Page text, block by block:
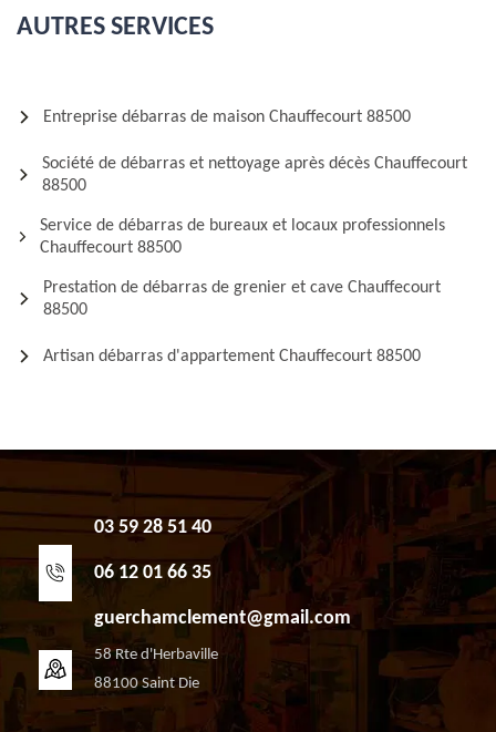
AUTRES SERVICES
Entreprise débarras de maison Chauffecourt 88500
Société de débarras et nettoyage après décès Chauffecourt
88500
Service de débarras de bureaux et locaux professionnels
Chauffecourt 88500
Prestation de débarras de grenier et cave Chauffecourt
88500
Artisan débarras d'appartement Chauffecourt 88500
03 59 28 51 40
06 12 01 66 35
guerchamclement@gmail.com
58 Rte d'Herbaville
88100 Saint Die